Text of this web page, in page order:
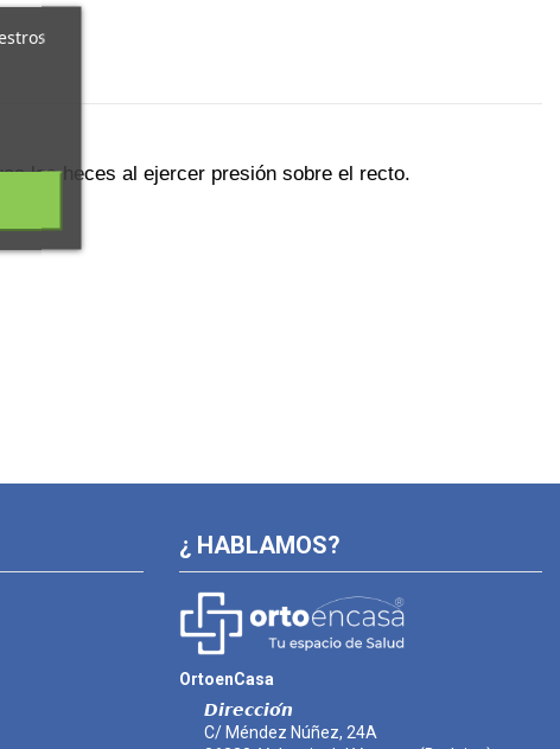
las heces al ejercer presión sobre el recto.
¿ HABLAMOS?
OrtoenCasa
𝘿𝙞𝙧𝙚𝙘𝙘𝙞𝙤́𝙣
C/ Méndez Núñez, 24A